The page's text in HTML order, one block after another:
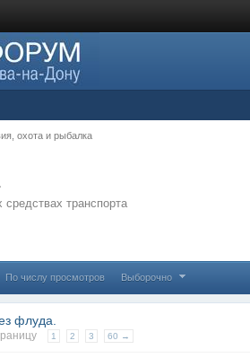
охота и рыбалка
транспорта
По числу просмотров Выборочно
флуда.
1 2 3 60 →